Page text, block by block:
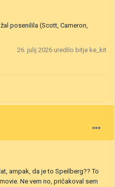
posenilila (Scott, Cameron,
26. julij 2026 uredilo bitje ke_kit
ampak, da je to Speilberg?? To
Ne vem no, pričakoval sem